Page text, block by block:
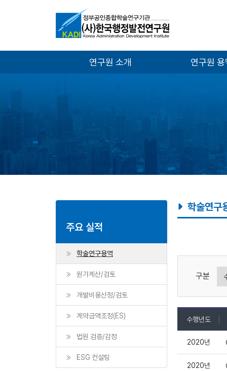
연구원 소개 연구원
주요 실적
학술연구용역
원가계산/검토
개발비용산정/검토
계약금액조정(ES)
법원 검증/감정
ESG 컨설팅
학술연구
구분
수행년도
2020년
2020년